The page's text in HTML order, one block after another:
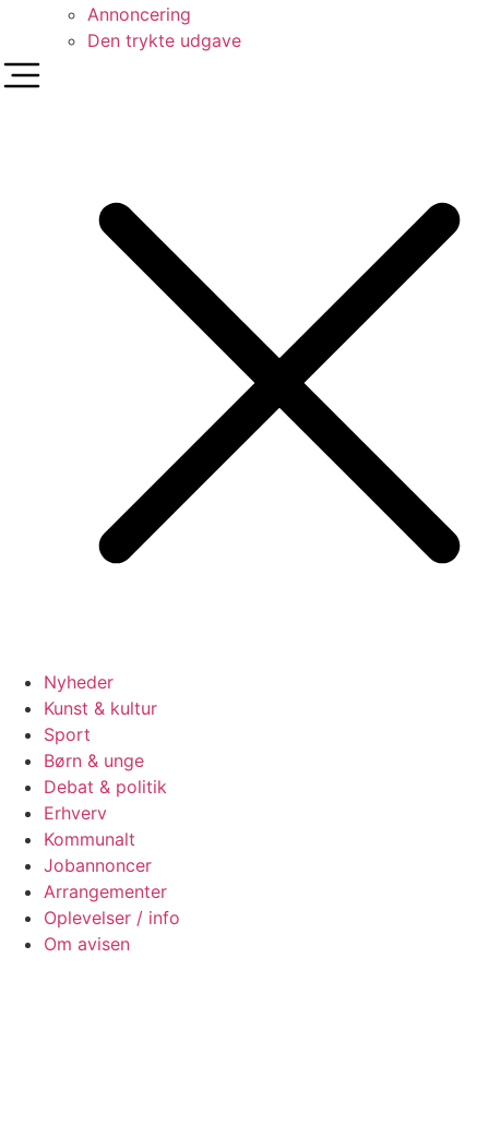
Annoncering
Den trykte udgave
Nyheder
Kunst & kultur
Sport
Børn & unge
Debat & politik
Erhverv
Kommunalt
Jobannoncer
Arrangementer
Oplevelser / info
Om avisen